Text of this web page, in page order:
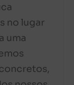
no lugar
uma